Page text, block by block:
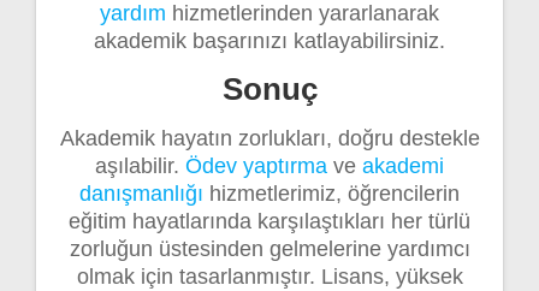
yardım hizmetlerinden yararlanarak
akademik başarınızı katlayabilirsiniz.
Sonuç
Akademik hayatın zorlukları, doğru destekle
aşılabilir. Ödev yaptırma ve akademi
danışmanlığı hizmetlerimiz, öğrencilerin
eğitim hayatlarında karşılaştıkları her türlü
zorluğun üstesinden gelmelerine yardımcı
olmak için tasarlanmıştır. Lisans, yüksek